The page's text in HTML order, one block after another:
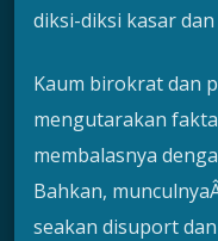
diksi-diksi kasar
Kaum birokrat dan
mengutarakan
membalasnya
Bahkan,
seakan disuport